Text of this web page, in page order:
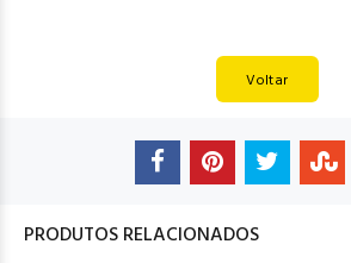
Voltar
PRODUTOS RELACIONADOS